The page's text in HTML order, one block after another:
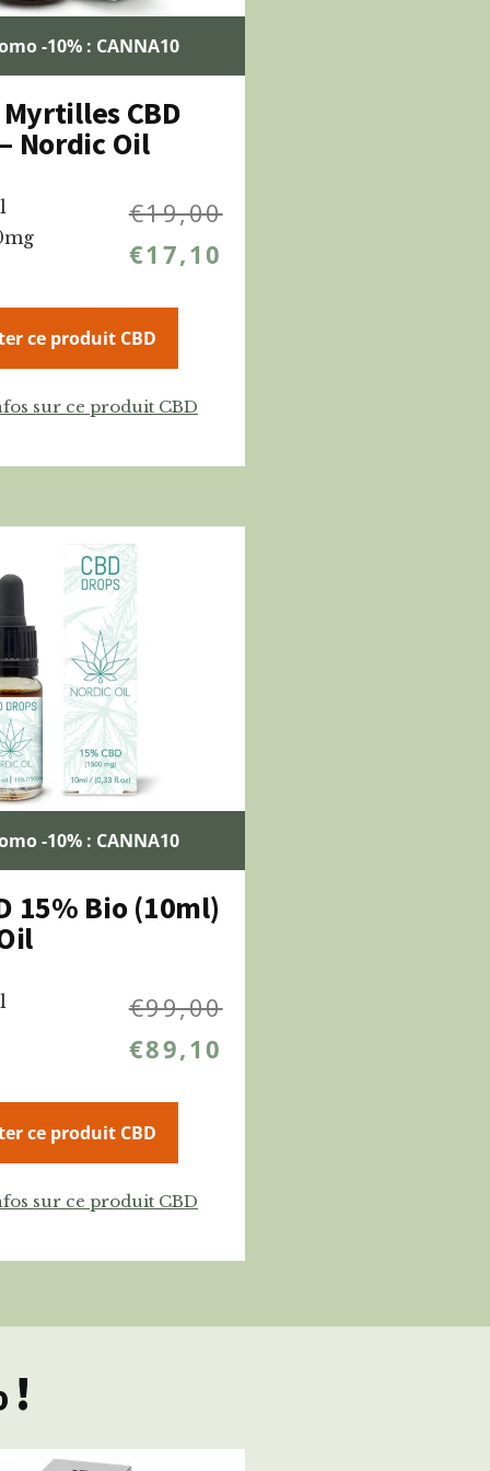
-10% : CANNA10
CBD
Nordic Oil
€19,00
€17,10
ce produit CBD
sur ce produit CBD
-10% : CANNA10
15% Bio (10ml)
€99,00
€89,10
ce produit CBD
sur ce produit CBD
!